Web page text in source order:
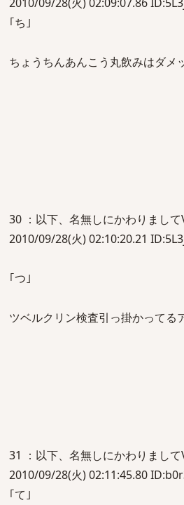
｢ち｣
ちょうちんあんこう丸飲みはダメ
30 ：以下、名無しにかわりまして
2010/09/28(火) 02:10:20.21
｢つ｣
ツベルクリン検査引っ掛かってる
31 ：以下、名無しにかわりまして
2010/09/28(火) 02:11:45.80
｢て｣